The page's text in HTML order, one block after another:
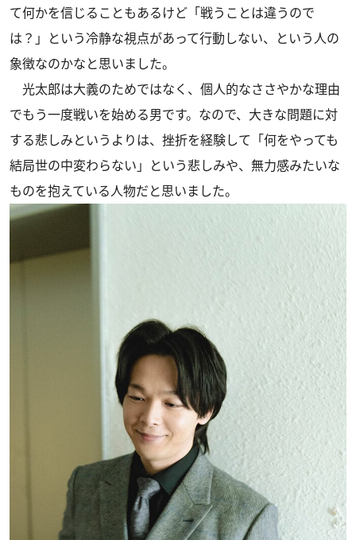
て何かを信じることもあるけど「戦うことは違うので
は？」という冷静な視点があって行動しない、という人の
象徴なのかなと思いました。
光太郎は大義のためではなく、個人的なささやかな理由
でもう一度戦いを始める男です。なので、大きな問題に対
する悲しみというよりは、挫折を経験して「何をやっても
結局世の中変わらない」という悲しみや、無力感みたいな
ものを抱えている人物だと思いました。